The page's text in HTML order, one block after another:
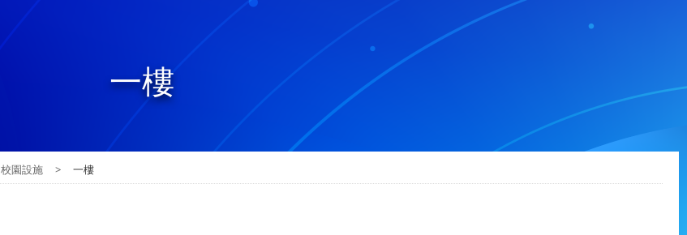
一樓
校園設施 > 一樓